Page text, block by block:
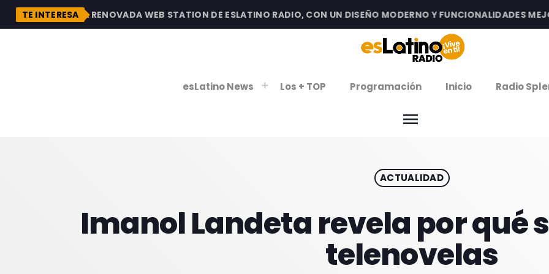
TE INTERESA
DESCUBRE LA RENOVADA WEB STATION DE ESLATINO RADIO, CON UN DISEÑO MODERNO Y FUNCIONALIDADES
esLatino News Los + TOP Programación Inicio Radio
menu
ACTUALIDAD
Imanol Landeta revela por qué
telenovelas